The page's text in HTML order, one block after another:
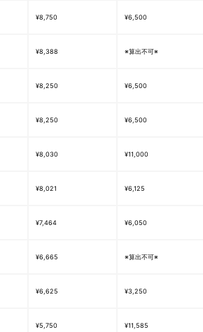
¥8,750 ¥6,500
¥8,388 ※算出不可※
¥8,250 ¥6,500
¥8,250 ¥6,500
¥8,030 ¥11,000
¥8,021 ¥6,125
¥7,464 ¥6,050
¥6,665 ※算出不可※
¥6,625 ¥3,250
¥5,750 ¥11,585